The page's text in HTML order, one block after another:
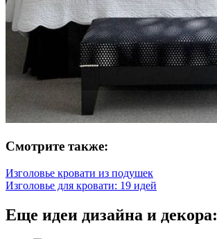
Смотрите также:
Изголовье кровати из подушек
Изголовье для кровати: 19 идей
Еще идеи дизайна и декора: